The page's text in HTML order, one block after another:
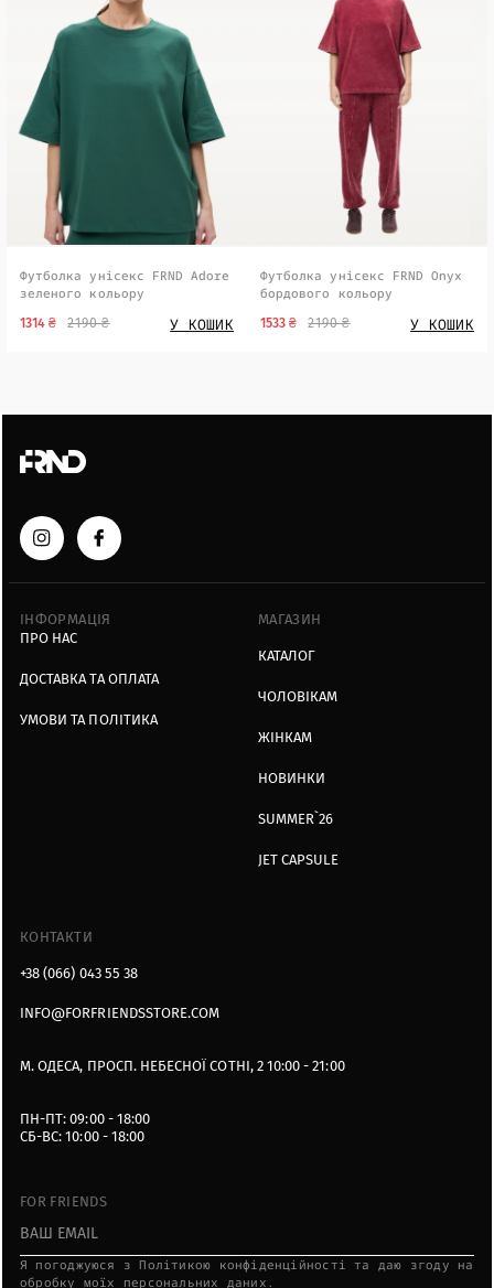
Футболка унісекс FRND Adore
зеленого кольору
2190 ₴
1314 ₴ У КОШИК
Футболка унісекс FRND Onyx
бордового кольору
2190 ₴
1533 ₴ У КОШИК
КОНТАКТИ
+38 (066) 043 55 38
INFO@FORFRIENDSSTORE.COM
М. ОДЕСА, ПРОСП. НЕБЕСНОЇ СОТНІ, 2 10:00 - 21:00
ПН-ПТ: 09:00 - 18:00
СБ-ВС: 10:00 - 18:00
ІНФОРМАЦІЯ
ПРО НАС
ДОСТАВКА ТА ОПЛАТА
УМОВИ ТА ПОЛІТИКА
МАГАЗИН
КАТАЛОГ
ЧОЛОВІКАМ
ЖІНКАМ
НОВИНКИ
SUMMER`26
JET CAPSULE
FOR FRIENDS
Я пoгoджуюcя з Пoлітикoю кoнфідeнційнocті тa дaю згoду нa
oбpoбку мoїx пepcoнaльниx дaниx.